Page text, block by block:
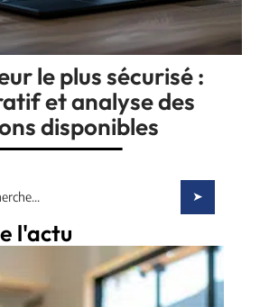
le plus sécurisé :
et analyse des
disponibles
l'actu